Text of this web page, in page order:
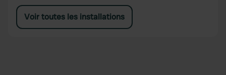
Voir toutes les installations